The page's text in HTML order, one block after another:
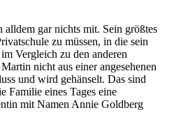
gar nichts mit. Sein größtes
zu müssen, in die sein
Vergleich zu den anderen
nicht aus einer angesehenen
und wird gehänselt. Das sind
Familie eines Tages eine
mit Namen Annie Goldberg